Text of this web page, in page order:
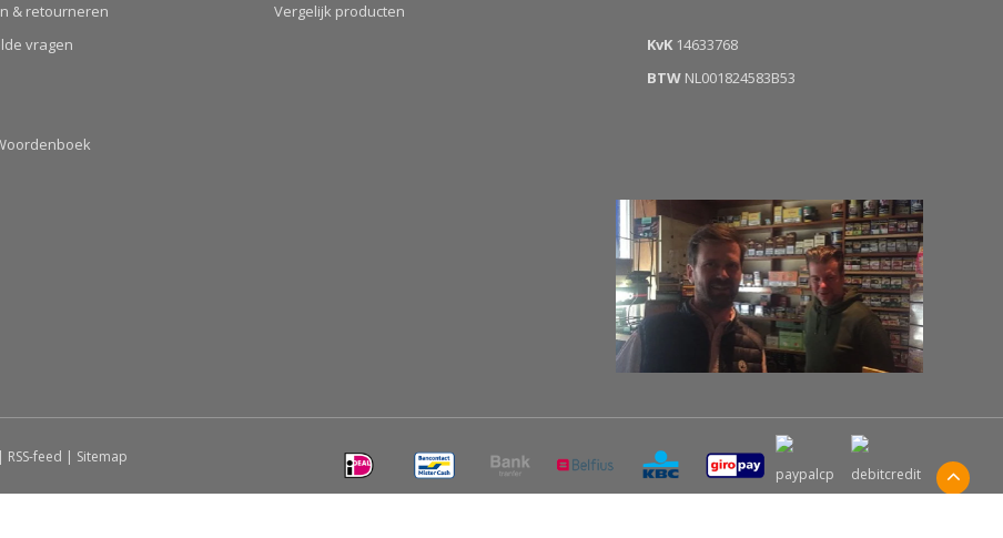
& retourneren
vragen
Vergelijk producten
KvK14633768
BTWNL001824583B53
| RSS-feed | Sitemap